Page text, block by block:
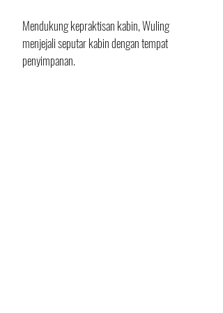
Mendukung kepraktisan kabin, Wuling
menjejali seputar kabin dengan tempat
penyimpanan.